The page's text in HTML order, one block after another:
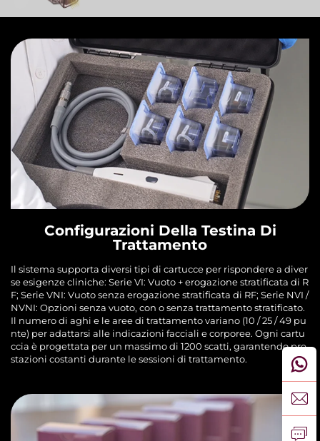
Configurazioni Della Testina Di
Trattamento
Il sistema supporta diversi tipi di cartucce per rispondere a diver
se esigenze cliniche: Serie VI: Vuoto + erogazione stratificata di R
F; Serie VNI: Vuoto senza erogazione stratificata di RF; Serie NVI /
NVNI: Opzioni senza vuoto, con o senza trattamento stratificato.
Il numero di aghi e le aree di trattamento variano (10 / 25 / 49 pu
nte) per adattarsi alle indicazioni facciali e corporee. Ogni cartu
ccia è progettata per un massimo di 1200 scatti, garantendo pre
stazioni costanti durante le sessioni di trattamento.